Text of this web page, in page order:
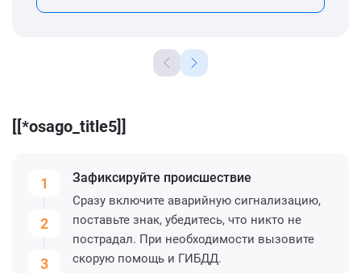
[[*osago_title5]]
1
2
3
Зафиксируйте происшествие
Сразу включите аварийную сигнализацию,
поставьте знак, убедитесь, что никто не
пострадал. При необходимости вызовите
скорую помощь и ГИБДД.